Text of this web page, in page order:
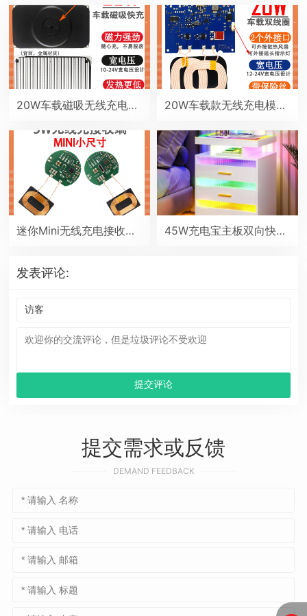
20W车载磁吸无线充电器 12V苹果弹窗maasafe磁吸电瓶扶手箱中控台房车改装无线充 20W车载款无线充电模块手机通用型双线圈发射端车改无线充电器diy
迷你Mini无线充电接收端贴片PCBA电路板type-C小线圈QI通用5V改装模块 45W充电宝主板双向快充移动电源模块2串6串锂电池保护主板PD/QC协议
发表评论:
提交需求或反馈
DEMAND FEEDBACK